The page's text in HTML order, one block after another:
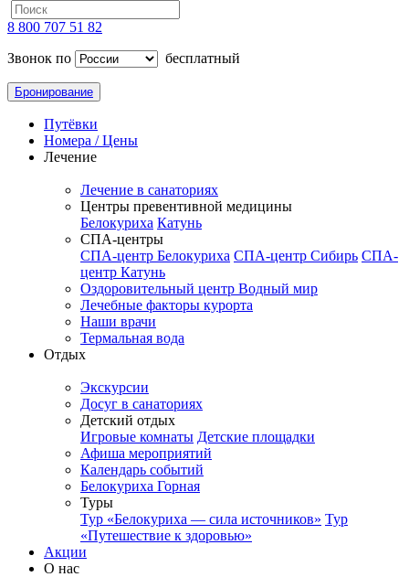
8 800 707 51 82
Звонок по
бесплатный
Бронирование
Путёвки
Номера / Цены
Лечение
Лечение в санаториях
Центры превентивной медицины
Белокуриха Катунь
СПА-центры
СПА-центр Белокуриха СПА-центр Сибирь СПА-
центр Катунь
Оздоровительный центр Водный мир
Лечебные факторы курорта
Наши врачи
Термальная вода
Отдых
Экскурсии
Досуг в санаториях
Детский отдых
Игровые комнаты Детские площадки
Афиша мероприятий
Календарь событий
Белокуриха Горная
Туры
Тур «Белокуриха — сила источников» Тур
«Путешествие к здоровью»
Акции
О нас